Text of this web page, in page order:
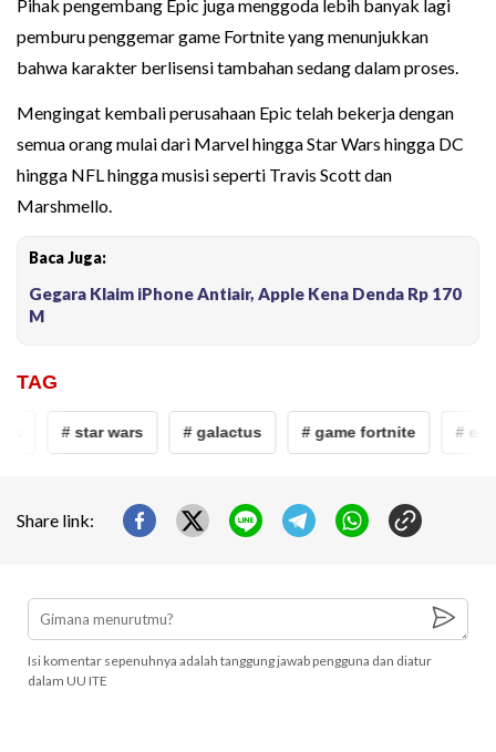
Pihak pengembang Epic juga menggoda lebih banyak lagi
pemburu penggemar game Fortnite yang menunjukkan
bahwa karakter berlisensi tambahan sedang dalam proses.
Mengingat kembali perusahaan Epic telah bekerja dengan
semua orang mulai dari Marvel hingga Star Wars hingga DC
hingga NFL hingga musisi seperti Travis Scott dan
Marshmello.
Baca Juga:
Gegara Klaim iPhone Antiair, Apple Kena Denda Rp 170
M
TAG
# star wars # galactus # game fortnite #
Share link:
Isi komentar sepenuhnya adalah tanggung jawab pengguna dan diatur
dalam UU ITE